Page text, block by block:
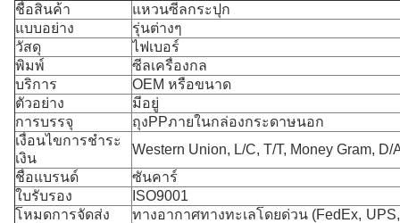
ชื่อสินค้า
แหวนซีลกระปุก
แบบอย่าง
รุ่นต่างๆ
วัสดุ
ไฟเบอร์
พิมพ์
ซีลเครื่องกล
บริการ
OEM หรือขนาด
ตัวอย่าง
มีอยู่
การบรรจุ
ถุงPPภายในกล่องกระดาษนอก
เงื่อนไขการชำระ
เงิน
Western Union, L/C, T/T, Money Gram, D/
ชื่อแบรนด์
ซันคาร์
ใบรับรอง
ISO9001
โหมดการจัดส่ง
ทางอากาศทางทะเลโดยด่วน (FedEx,